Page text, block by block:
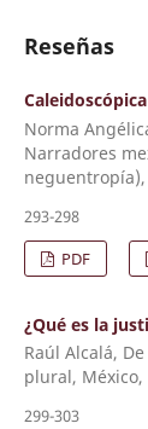
Reseñas
Norma
Narradores
neguentropía),
293-298
PDF
¿Qué es la
Raúl Alcalá,
plural, México,
299-303